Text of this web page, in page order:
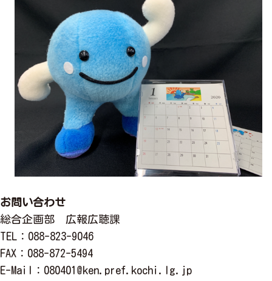
お問い合わせ
総合企画部 広報広聴課
TEL
：088-823-9046
FAX ：088-872-5494
E-Mail
： 080401@ken.pref.kochi.lg.jp